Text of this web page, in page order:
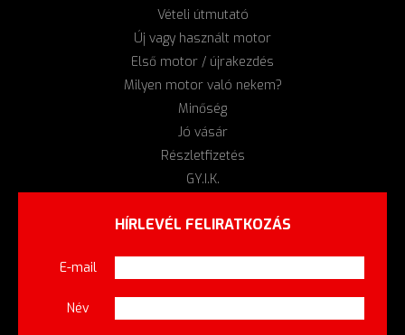
Vételi útmutató
Új vagy használt motor
Első motor / újrakezdés
Milyen motor való nekem?
Minőség
Jó vásár
Részletfizetés
GY.I.K.
HÍRLEVÉL FELIRATKOZÁS
E-mail
Név